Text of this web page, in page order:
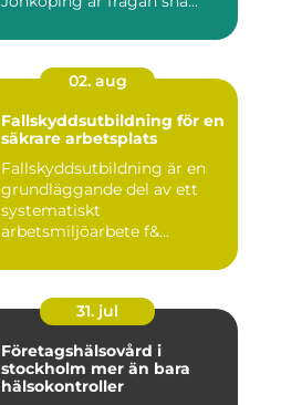
02. aug
Fallskyddsutbildning för en
säkrare arbetsplats
Fallskyddsutbildning är en
grundläggande del av ett
systematiskt
arbetsmiljöarbete f&...
31. jul
Företagshälsovård i
stockholm mer än bara
hälsokontroller